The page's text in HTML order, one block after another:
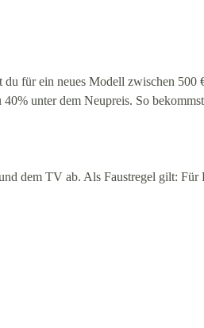
für ein neues Modell zwischen
unter dem Neupreis. So
dem TV ab. Als Faustregel gilt: